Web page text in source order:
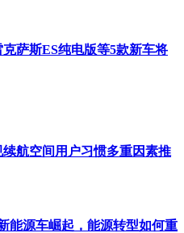
萨斯ES纯电版等5款新车将
航空间用户习惯多重因素推
能源车崛起，能源转型如何重